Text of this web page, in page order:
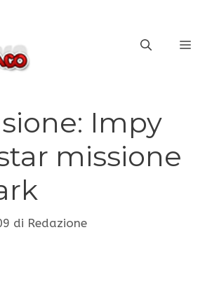
Impy
missione
di Redazione